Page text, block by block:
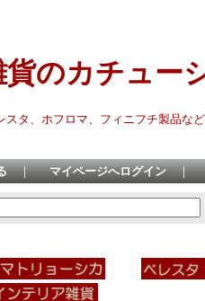
貨のカチュー
スタ、ホフロマ、フィニフチ製品な
｜ マイページへログイン ｜